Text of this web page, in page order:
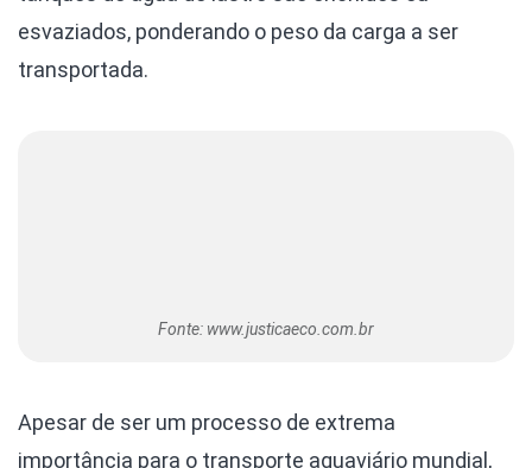
esvaziados, ponderando o peso da carga a ser
transportada.
Fonte: www.justicaeco.com.br
Apesar de ser um processo de extrema
importância para o transporte aquaviário mundial,